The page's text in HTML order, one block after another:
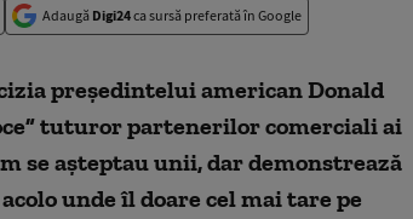
Adaugă Digi24ca sursă preferată în Google
președintelui american Donald
tuturor partenerilor comerciali ai
se așteptau unii, dar demonstrează
unde îl doare cel mai tare pe